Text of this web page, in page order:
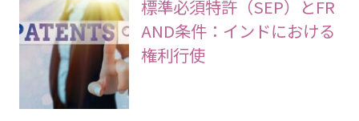
標準必須特許（SEP）とFR
AND条件：インドにおける
権利行使